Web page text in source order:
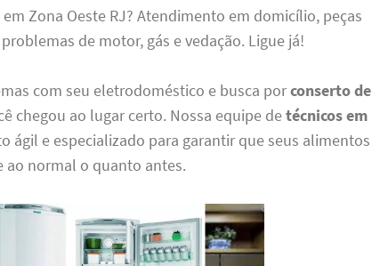
Zona Oeste RJ? Atendimento em domicílio, peças
de motor, gás e vedação. Ligue já!
com seu eletrodoméstico e busca porconserto de
chegou ao lugar certo. Nossa equipe detécnicos em
ágil e especializado para garantir que seus alimentos
ao normal o quanto antes.